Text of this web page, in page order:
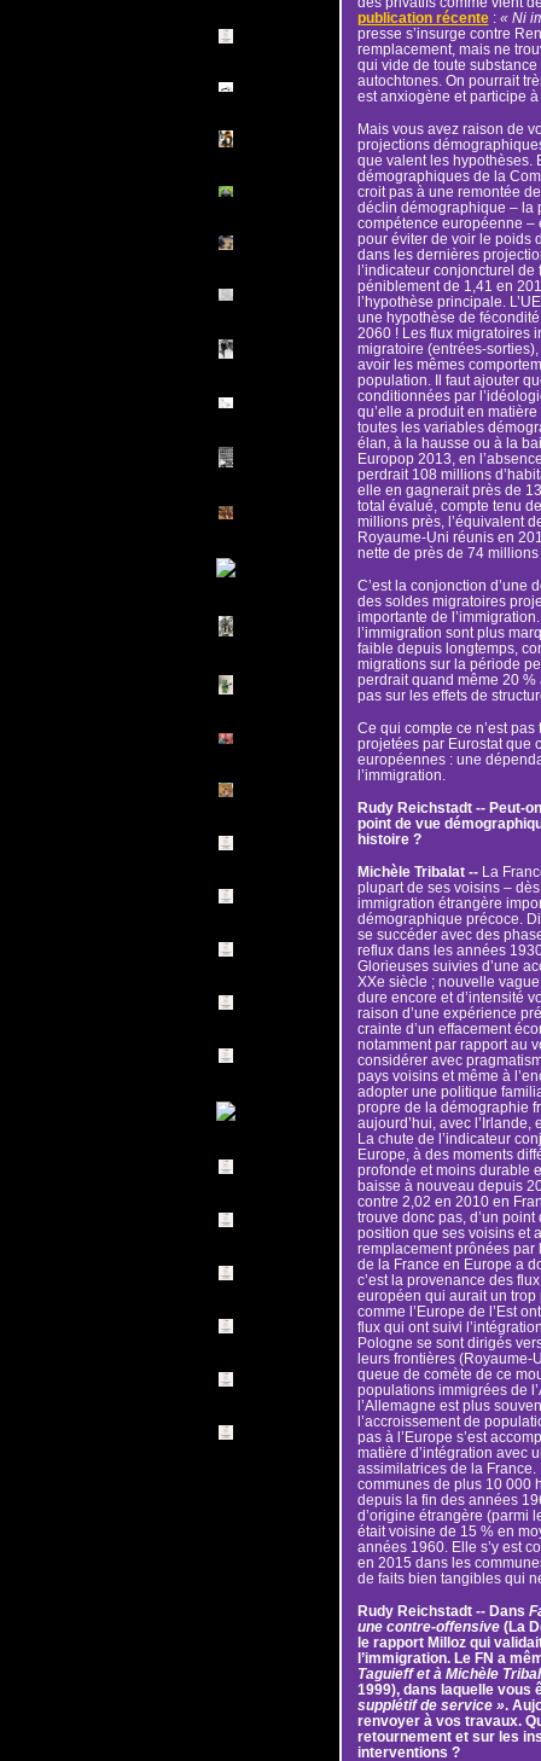
publication récente: « Ni
presse s’insurge contre
remplacement, mais ne
qui vide de toute
autochtones. On pourrait
est anxiogène et participe
Mais vous avez raison de
projections
que valent les hypothèses.
démographiques de la
croit pas à une remontée
déclin démographique – la
compétence européenne –
pour éviter de voir le poids
dans les dernières
l’indicateur conjoncturel de
péniblement de 1,41 en
l’hypothèse principale.
une hypothèse de
2060 ! Les flux migratoires
migratoire (entrées-
avoir les mêmes
population. Il faut ajouter
conditionnées par
qu’elle a produit en
toutes les variables
élan, à la hausse ou à la
Europop 2013, en
perdrait 108 millions
elle en gagnerait près de
total évalué, compte tenu
millions près, l’équivalent
Royaume-Uni réunis en
nette de près de 74
C’est la conjonction d’une
des soldes migratoires
importante de
l’immigration sont plus
faible depuis longtemps,
migrations sur la période
perdrait quand même 20 %
pas sur les effets de
Ce qui compte ce n’est
projetées par Eurostat que
européennes : une
l’immigration.
Rudy Reichstadt -- Peut-
point de vue
histoire ?
Michèle Tribalat --La
plupart de ses voisins –
immigration étrangère
démographique précoce.
se succéder avec des
reflux dans les années
Glorieuses suivies d’une
XXe siècle ; nouvelle
dure encore et d’intensité
raison d’une expérience
crainte d’un effacement
notamment par rapport au
considérer avec
pays voisins et même à
adopter une politique
propre de la démographie
aujourd’hui, avec l’Irlande,
La chute de l’indicateur
Europe, à des moments
profonde et moins durable
baisse à nouveau depuis
contre 2,02 en 2010 en
trouve donc pas, d’un
position que ses voisins et
remplacement prônées par
de la France en Europe a
c’est la provenance des
européen qui aurait un trop
comme l’Europe de l’Est
flux qui ont suivi
Pologne se sont dirigés
leurs frontières (Royaume-
queue de comète de ce
populations immigrées de
l’Allemagne est plus
l’accroissement de
pas à l’Europe s’est
matière d’intégration avec
assimilatrices de la
communes de plus 10 000
depuis la fin des années
d’origine étrangère (parmi
était voisine de 15 % en
années 1960. Elle s’y est
en 2015 dans les
de faits bien tangibles qui
Rudy Reichstadt -- Dans
une contre-offensive(La
le rapport Milloz qui
l’immigration. Le FN a
Taguieff et à Michèle
1999), dans laquelle vous
supplétif de service ».
renvoyer à vos travaux.
retournement et sur les
interventions ?